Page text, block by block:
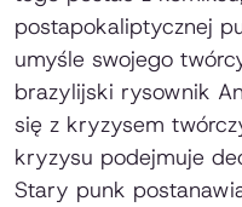
postapokaliptycznej
umyśle swojego
brazylijski rysownik
się z kryzysem
kryzysu podejmuje
Stary punk